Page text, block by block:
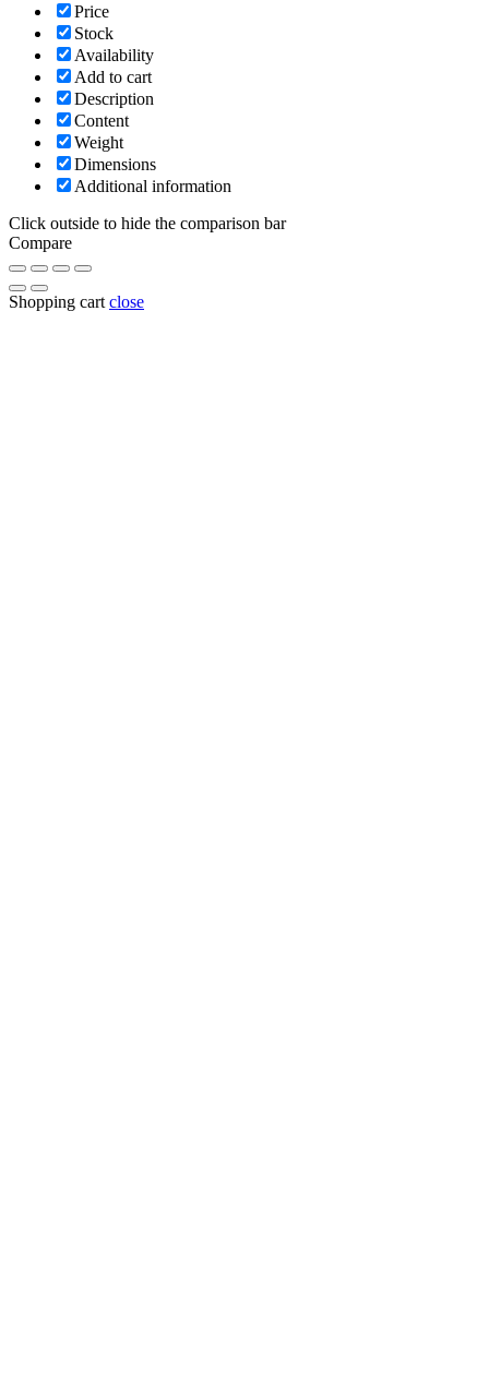
Price
Stock
Availability
Add to cart
Description
Content
Weight
Dimensions
Additional information
Click outside to hide the comparison bar
Compare
Shopping cart close